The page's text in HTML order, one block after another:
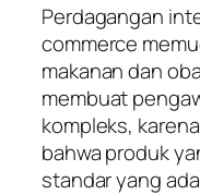
Perdagangan
commerce
makanan dan
membuat
kompleks,
bahwa produk
standar yang